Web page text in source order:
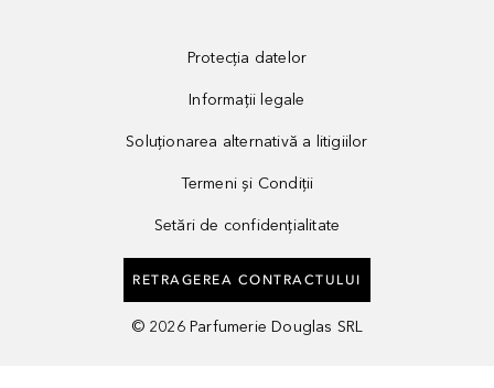
Protecția datelor
Informații legale
Soluționarea alternativă a litigiilor
Termeni și Condiții
Setări de confidențialitate
RETRAGEREA CONTRACTULUI
© 2026 Parfumerie Douglas SRL